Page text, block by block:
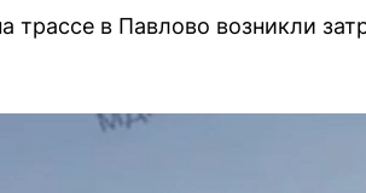
в Павлово возникли